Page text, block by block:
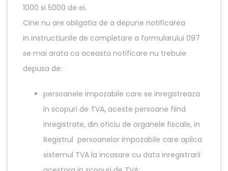
1000 si 5000 de ei.
Cine nu are obligatia de a depune notificarea
In instructiunile de completare a formularului 097
se mai arata ca aceasta notificare nu trebuie
depusa de:
persoanele impozabile care se inregistreaza
in scopuri de TVA, aceste persoane fiind
inregistrate, din oficiu de organele fiscale, in
Registrul persoanelor impozabile care aplica
sistemul TVA la incasare cu data inregistrarii